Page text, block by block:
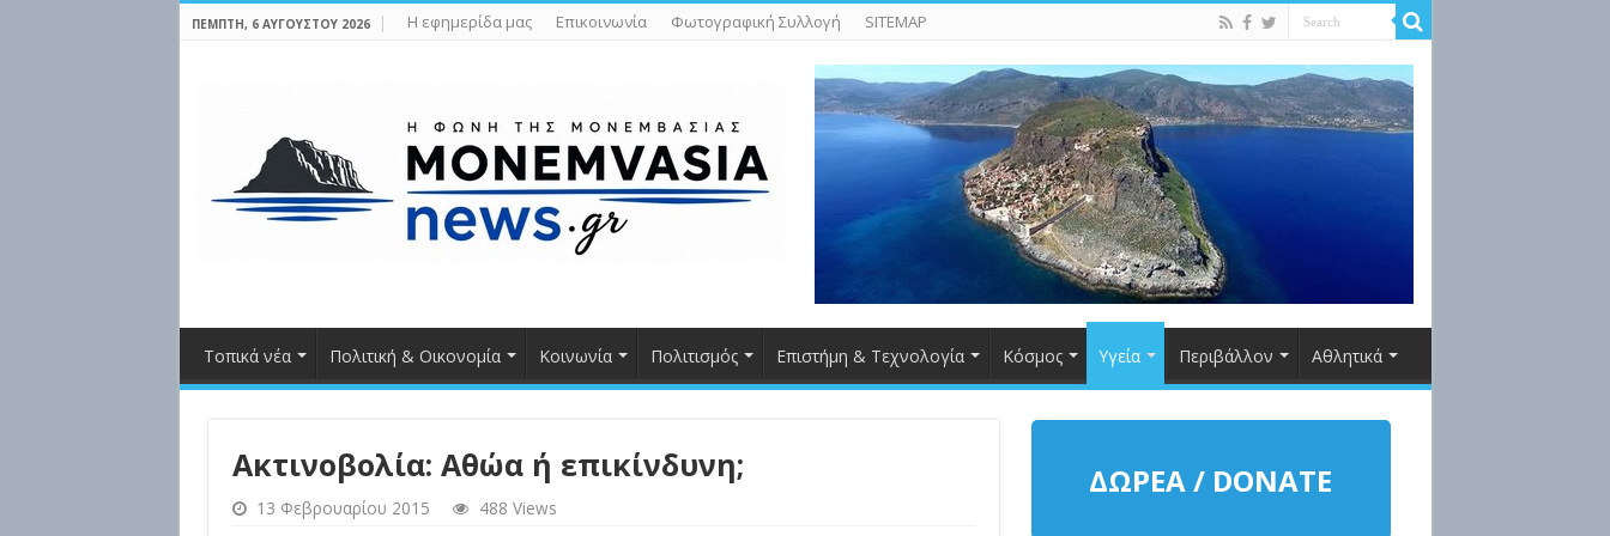
ΠΈΜΠΤΗ, 6 ΑΥΓΟΎΣΤΟΥ 2026 Η εφημερίδα μας Επικοινωνία Φωτογραφική Συλλογή SITEMAP
Τοπικά νέα Πολιτική & Οικονομία Κοινωνία Πολιτισμός Επιστήμη & Τεχνολογία Κόσμος Υγεία Περιβάλλον Αθλητικά
Ακτινοβολία: Αθώα ή επικίνδυνη;
13 Φεβρουαρίου 2015 488 Views
ΔΩΡΕΑ / DONATE